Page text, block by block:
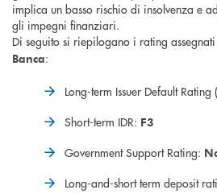
implica un basso rischio di insolvenza e
gli impegni finanziari.
Di seguito si riepilogano i rating
Banca:
Long-term Issuer Default Rating
Short-term IDR: F3
Government Support Rating:
Long-and-short term deposit